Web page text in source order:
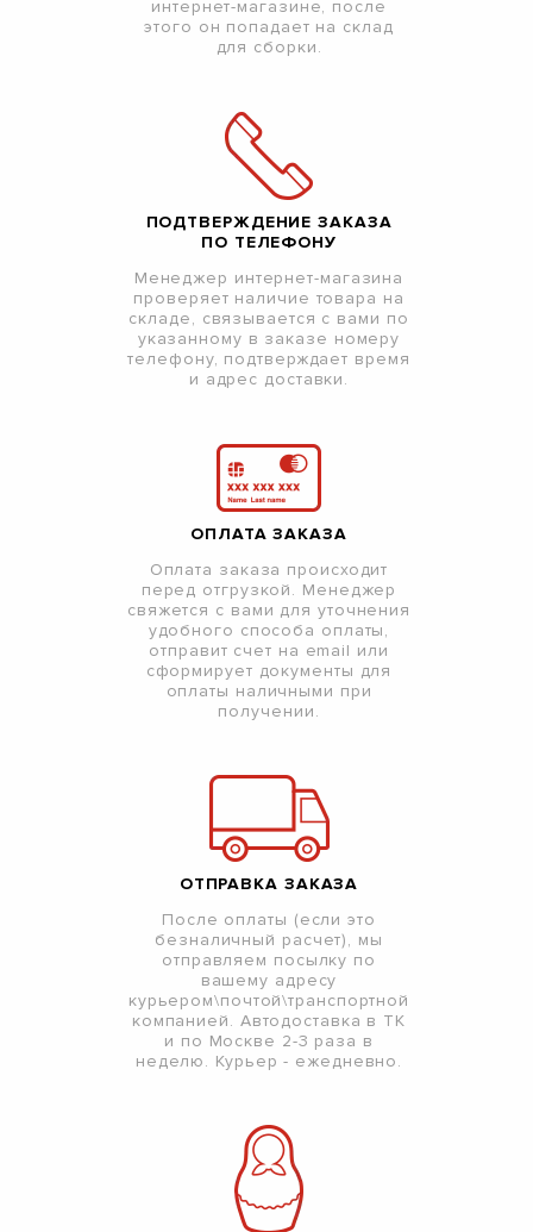
интернет-магазине, после
этого он попадает на склад
для сборки.
ПОДТВЕРЖДЕНИЕ ЗАКАЗА
ПО ТЕЛЕФОНУ
Менеджер интернет-магазина
проверяет наличие товара на
складе, связывается с вами по
указанному в заказе номеру
телефону, подтверждает время
и адрес доставки.
ОПЛАТА ЗАКАЗА
Оплата заказа происходит
перед отгрузкой. Менеджер
свяжется с вами для уточнения
удобного способа оплаты,
отправит счет на email или
сформирует документы для
оплаты наличными при
получении.
ОТПРАВКА ЗАКАЗА
После оплаты (если это
безналичный расчет), мы
отправляем посылку по
вашему адресу
курьером\почтой\транспортной
компанией. Автодоставка в ТК
и по Москве 2-3 раза в
неделю. Курьер - ежедневно.